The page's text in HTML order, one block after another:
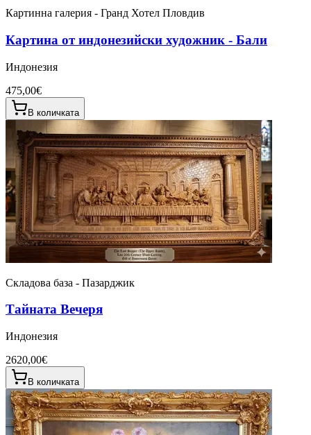
Картинна галерия - Гранд Хотел Пловдив
Картина от индонезийски художник - Бали
Индонезия
475,00€
В количката
Складова база - Пазарджик
Тайната Вечеря
Индонезия
2620,00€
В количката